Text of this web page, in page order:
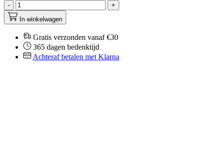
-
+
In winkelwagen
Gratis verzonden vanaf €30
365 dagen bedenktijd
Achteraf betalen met Klarna